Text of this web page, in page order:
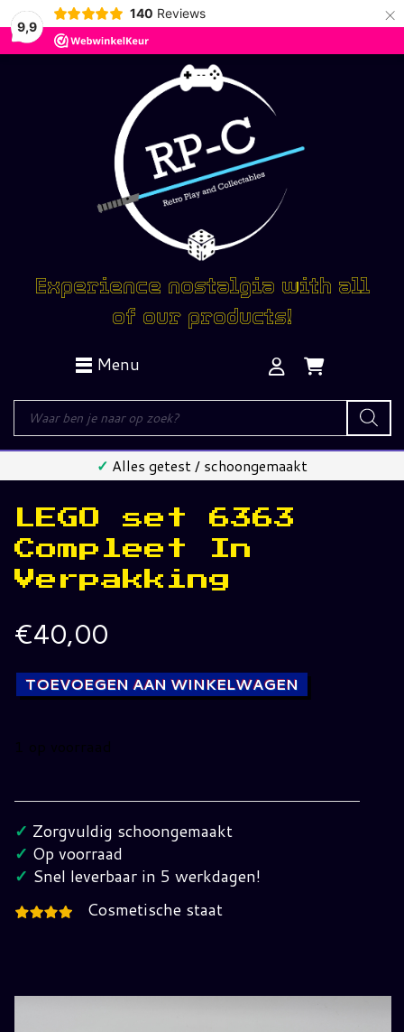
9,9
140 Reviews ×
Experience nostalgia with all
of our products!
Menu
Producten
zoeken
✓ Alles getest / schoongemaakt
LEGO set 6363
Compleet In
Verpakking
€40,00
TOEVOEGEN AAN WINKELWAGEN
1 op voorraad
set
6363
Compleet
In
hoeveelheid
✓ Zorgvuldig schoongemaakt
✓ Op voorraad
✓ Snel leverbaar in 5 werkdagen!
Cosmetische staat